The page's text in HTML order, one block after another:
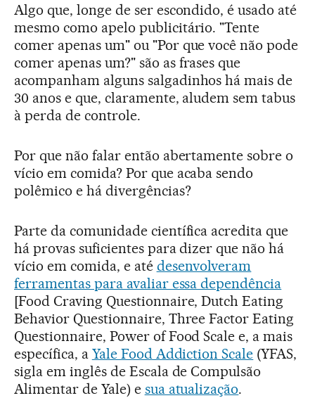
Algo que, longe de ser escondido, é usado até
mesmo como apelo publicitário. "Tente
comer apenas um" ou "Por que você não pode
comer apenas um?" são as frases que
acompanham alguns salgadinhos há mais de
30 anos e que, claramente, aludem sem tabus
à perda de controle.
Por que não falar então abertamente sobre o
vício em comida? Por que acaba sendo
polêmico e há divergências?
Parte da comunidade científica acredita que
há provas suficientes para dizer que não há
vício em comida, e até desenvolveram
ferramentas para avaliar essa dependência
[Food Craving Questionnaire, Dutch Eating
Behavior Questionnaire, Three Factor Eating
Questionnaire, Power of Food Scale e, a mais
específica, a Yale Food Addiction Scale (YFAS,
sigla em inglês de Escala de Compulsão
Alimentar de Yale) e sua atualização.